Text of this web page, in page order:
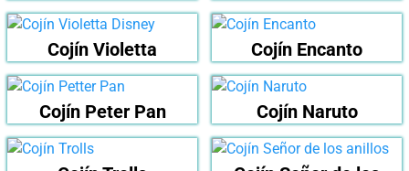
Cojín Violetta Cojín Encanto
Cojín Peter Pan Cojín Naruto